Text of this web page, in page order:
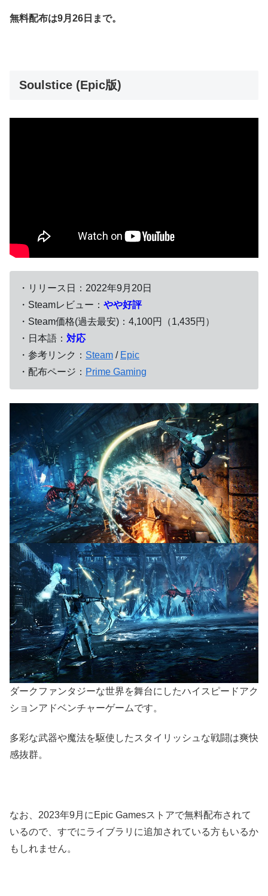
無料配布は9月26日まで。
Soulstice (Epic版)
・リリース日：2022年9月20日
・Steamレビュー： やや好評
・Steam価格(過去最安)：4,100円（1,435円）
・日本語： 対応
・参考リンク： Steam / Epic
・配布ページ： Prime Gaming
ダークファンタジーな世界を舞台にしたハイスピードアク
ションアドベンチャーゲームです。
多彩な武器や魔法を駆使したスタイリッシュな戦闘は爽快
感抜群。
なお、2023年9月にEpic Gamesストアで無料配布されて
いるので、すでにライブラリに追加されている方もいるか
もしれません。